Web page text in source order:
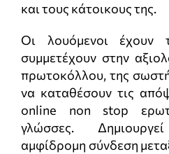
και τους κάτοικους της.
Οι λουόμενοι έχουν
συμμετέχουν στην
πρωτοκόλλου, της
να καταθέσουν τις
online non stop
γλώσσες.
αμφίδρομη σύνδεση